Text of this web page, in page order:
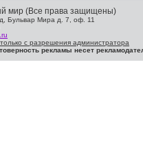
мир (Все права защищены)
Бульвар Мира д. 7, оф. 11
с разрешения администратора
рекламы несет